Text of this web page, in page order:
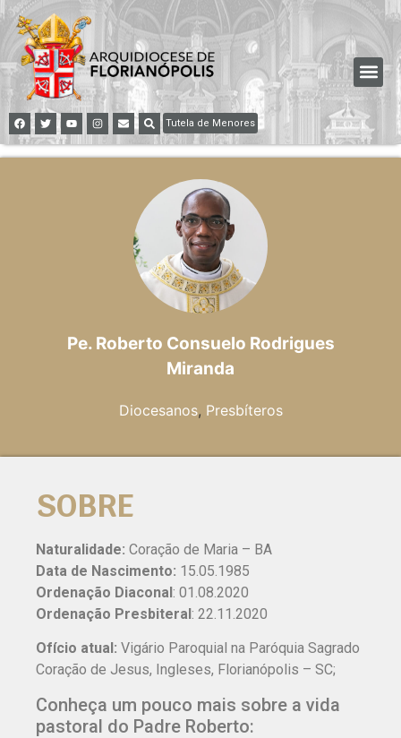
Tutela de Menores
Pe. Roberto Consuelo Rodrigues
Miranda
Diocesanos, Presbíteros
SOBRE
Naturalidade: Coração de Maria – BA
Data de Nascimento: 15.05.1985
Ordenação Diaconal: 01.08.2020
Ordenação Presbiteral: 22.11.2020
Ofício atual: Vigário Paroquial na Paróquia Sagrado
Coração de Jesus, Ingleses, Florianópolis – SC;
Conheça um pouco mais sobre a vida
pastoral do Padre Roberto: